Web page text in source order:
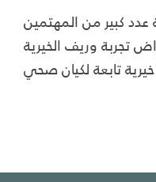
عدد كبير من المهتمين
تجربة وريف الخيرية
تابعة لكيان صحي